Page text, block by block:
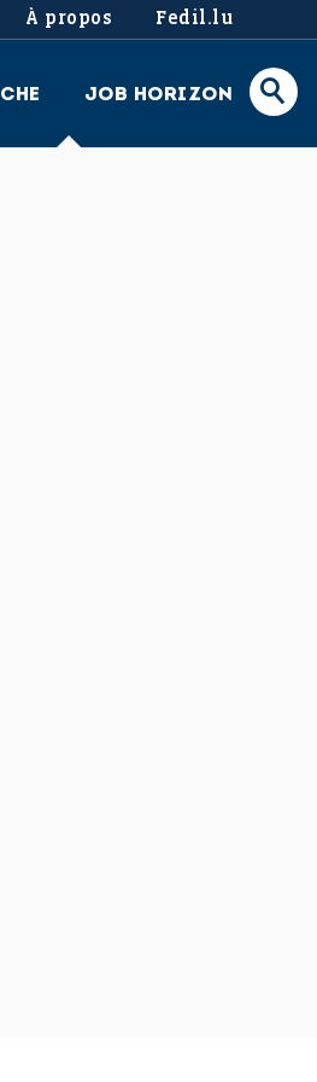
À propos Fedil.lu
JOB HORIZON